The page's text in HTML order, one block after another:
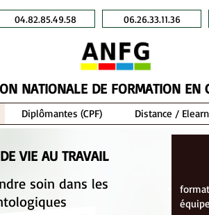
04.82.85.49.58 06.26.33.11.36
NATIONALE DE FORMATION EN
Diplômantes (CPF) Distance /
VIE AU TRAVAIL
soin dans les